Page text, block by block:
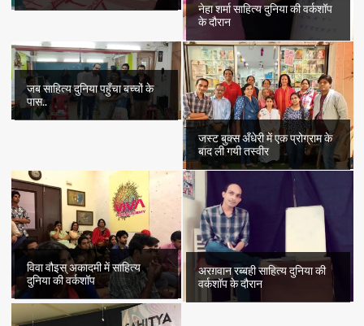
नेहा शर्मा साहित्य दुनिया की वर्कशॉप
के दौरान
जब साहित्य दुनिया पहुँचा बच्चों के
पास..
जस्ट बुक्स अँधेरी में एक प्रोग्राम के
बाद ली गयी तस्वीर
विवा वौइस् अकादमी में साहित्य
दुनिया की वर्कशॉप
अरग़वान रब्बही साहित्य दुनिया की
वर्कशॉप के दौरान